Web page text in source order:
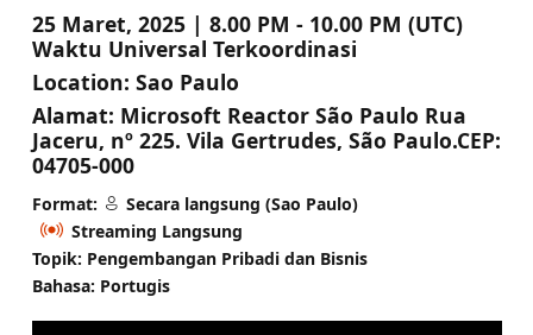
25 Maret, 2025 | 8.00 PM - 10.00 PM (UTC)
Waktu Universal Terkoordinasi
Location: Sao Paulo
Alamat: Microsoft Reactor São Paulo Rua
Jaceru, nº 225. Vila Gertrudes, São Paulo.CEP:
04705-000
Format:
Secara langsung (Sao Paulo)
Streaming Langsung
Topik: Pengembangan Pribadi dan Bisnis
Bahasa: Portugis